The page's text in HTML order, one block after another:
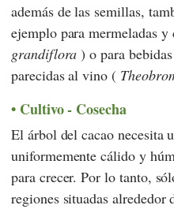
además de las semillas,
ejemplo para mermeladas y
grandiflora ) o para
parecidas al vino (
Cultivo - Cosecha
El árbol del cacao necesita
uniformemente cálido y
para crecer. Por lo tanto,
regiones situadas alrededor